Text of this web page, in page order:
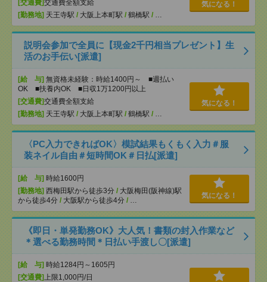
[交通費] 交通費全額支給
[勤務地] 天王寺駅 / 大阪上本町駅 / 鶴橋駅 / …
気になる！
説明会参加で全員に【現金2千円相当プレゼント】生
活のお手伝い[派遣]
[給 与] 無資格未経験：時給1400円～ ■週払い
OK ■扶養内OK ■日収1万1200円以上
[交通費]交通費全額支給
[勤務地] 天王寺駅 / 大阪上本町駅 / 鶴橋駅 / …
気になる！
〈PC入力できればOK〉模試結果もくもく入力＃服
装ネイル自由＃短時間OK＃日払[派遣]
[給 与] 時給1600円
[勤務地] 西梅田駅から徒歩3分 / 大阪梅田(阪神線)駅
から徒歩4分 / 大阪駅から徒歩4分 / …
気になる！
《即日・単発勤務OK》大人気！書類の封入作業など
＊選べる勤務時間＊日払い手渡し〇[派遣]
[給 与] 時給1284円～1605円
[交通費] 上限1,000円/日